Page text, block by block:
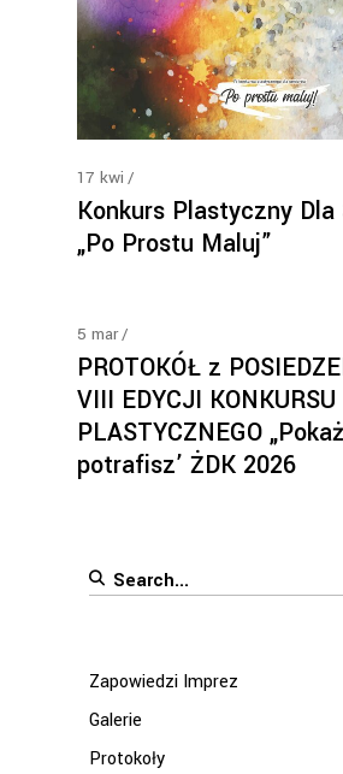
17 kwi
Konkurs Plastyczny Dla
„Po Prostu Maluj”
5 mar
PROTOKÓŁ z
VIII EDYCJI KONKURSU
PLASTYCZNEGO
potrafisz’ ŻDK 2026
Search
Zapowiedzi Imprez
Galerie
Protokoły